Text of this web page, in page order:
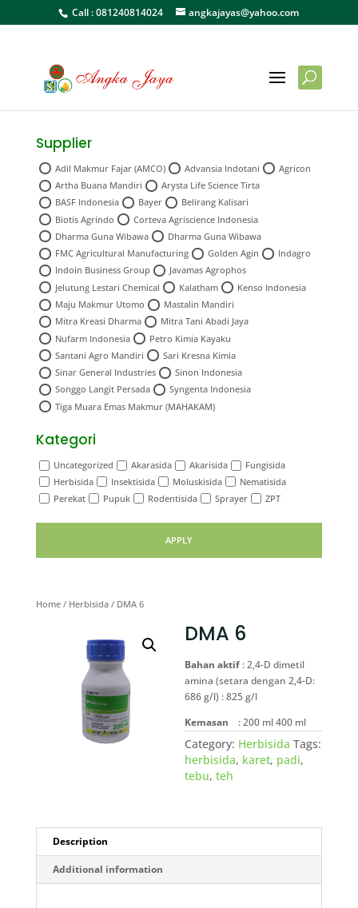
Call :081240814024 angkajayas@yahoo.com
Supplier
Adil Makmur Fajar (AMCO) Advansia Indotani
Agricon
Artha Buana Mandiri
Arysta Life Science Tirta
BASF Indonesia
Bayer
Belirang Kalisari
Biotis Agrindo
Corteva Agriscience Indonesia
Dharma Guna Wibawa
Dharma Guna Wibawa
FMC Agricultural Manufacturing
Golden Agin
Indagro
Indoin Business Group
Javamas Agrophos
Jelutung Lestari Chemical
Kalatham
Kenso Indonesia
Maju Makmur Utomo
Mastalin Mandiri
Mitra Kreasi Dharma
Mitra Tani Abadi Jaya
Nufarm Indonesia
Petro Kimia Kayaku
Santani Agro Mandiri
Sari Kresna Kimia
Sinar General Industries
Sinon Indonesia
Songgo Langit Persada
Syngenta Indonesia
Tiga Muara Emas Makmur (MAHAKAM)
Kategori
Uncategorized Akarasida Akarisida
Fungisida
Herbisida
Insektisida Moluskisida
Nematisida
Perekat
Pupuk Rodentisida Sprayer ZPT
APPLY
Home/ Herbisida/ DMA 6
DMA 6
Bahan aktif : 2,4-D dimetil
amina (setara dengan 2,4-D:
686 g/l) : 825 g/l
Kemasan
: 200 ml 400 ml
Category: Herbisida Tags:
herbisida, karet, padi,
tebu,teh
Description
Additional information